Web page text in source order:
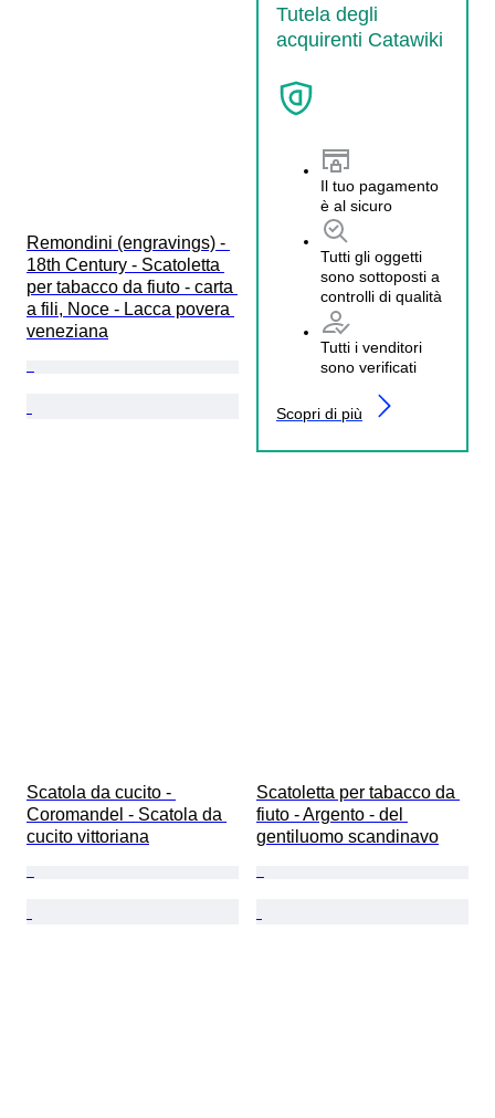
Tutela degli
acquirenti Catawiki
Il tuo pagamento
è al sicuro
Tutti gli oggetti
sono sottoposti a
controlli di qualità
Tutti i venditori
sono verificati
Scopri di più
Remondini (engravings) -
18th Century - Scatoletta
per tabacco da fiuto - carta
a fili, Noce - Lacca povera
veneziana
Scatola da cucito -
Coromandel - Scatola da
cucito vittoriana
Scatoletta per tabacco da
fiuto - Argento - del
gentiluomo scandinavo